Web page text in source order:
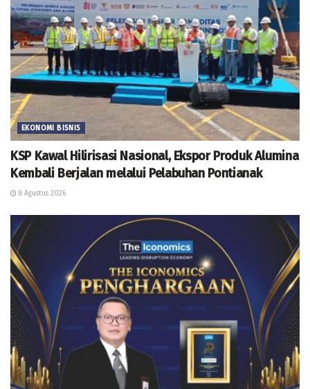
EKONOMI BISNIS
KSP Kawal Hilirisasi Nasional, Ekspor Produk Alumina
Kembali Berjalan melalui Pelabuhan Pontianak
8 Agustus 2026